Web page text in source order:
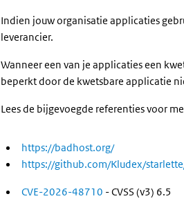
Indien jouw organisatie applicaties
leverancier.
Wanneer een van je applicaties een
beperkt door de kwetsbare applicatie
Lees de bijgevoegde referenties voor
https://badhost.org/
https://github.com/Kludex/
CVE-2026-48710 - CVSS (v3) 6.5